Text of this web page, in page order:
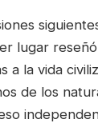
lugar
la vida
de los